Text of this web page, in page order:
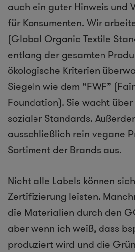
auch ein guter Hinweis und
für Konsumenten. Wir
(Global Organic Textile
entlang der gesamten
ökologische Kriterien
Siegeln wie dem “FWF”
Foundation).​ Sie wacht
sozialer Standards.
ausschließlich rein vegane
Sortiment der Brands aus.
Nicht alle Labels können
Zertifizierung leisten.
die Materialien durch den
aber wenn ich weiß, dass
produziert wird und die